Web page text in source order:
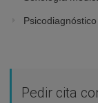
Pedir cita